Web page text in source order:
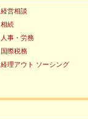
経営相談
相続
人事・労務
国際税務
経理アウト ソーシング